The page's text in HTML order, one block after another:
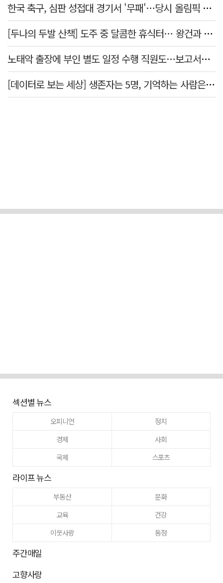
한국 축구, 심판 성접대 경기서 '무패'…당시 올림픽 감독은 홍명보
[두나의 두발 산책] 도주 중 달콤한 휴식터… 왕건과 지명 산책
노태악 출장에 부인 별도 일정 수행 직원도…보고서엔 '공식일정 참석'
[데이터로 보는 세상] 생존자는 5명, 기억하는 사람은 늘었다
섹션별 뉴스
오피니언
정치
경제
사회
국제
스포츠
라이프 뉴스
부동산
문화
교육
건강
이웃사랑
동정
주간매일
고향사랑